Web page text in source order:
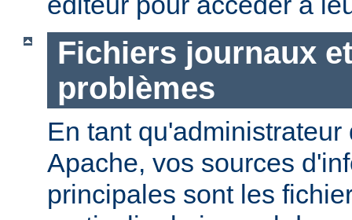
Fichiers journaux
problèmes
En tant
Apache, vos sources
principales sont les